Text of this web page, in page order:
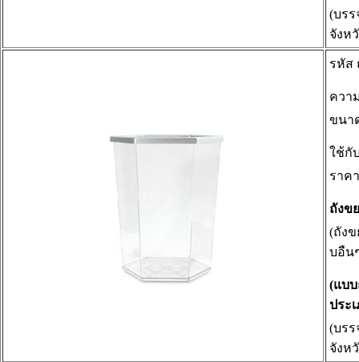
(บรร
จังห
รหัส
ควา
ขนา
ใช้กั
ราค
ถังข
(ถัง
บอืน
(แบ
ประ
(บรร
จังห